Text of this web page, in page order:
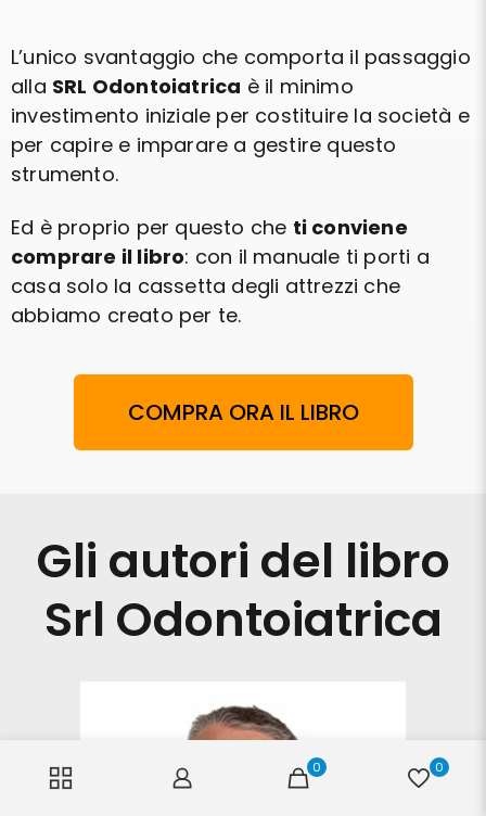
L’unico svantaggio che comporta il passaggio
alla SRL Odontoiatrica è il minimo
investimento iniziale per costituire la società e
per capire e imparare a gestire questo
strumento.
Ed è proprio per questo che ti conviene
comprare il libro: con il manuale ti porti a
casa solo la cassetta degli attrezzi che
abbiamo creato per te.
COMPRA ORA IL LIBRO
Gli autori del libro
Srl Odontoiatrica
0 0